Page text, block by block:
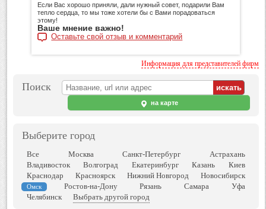
Если Вас хорошо приняли, дали нужный совет, подарили Вам
тепло сердца, то мы тоже хотели бы с Вами порадоваться
этому!
Ваше мнение важно!
Оставьте свой отзыв и комментарий
Информация для представителей фирм
Поиск
на карте
Выберите город
Все Москва Санкт-Петербург
Астрахань
Владивосток
Волгоград Екатеринбург Казань
Киев
Краснодар
Красноярск Нижний Новгород Новосибирск
Омск Ростов-на-Дону Рязань Самара
Уфа
Челябинск
Выбрать другой город